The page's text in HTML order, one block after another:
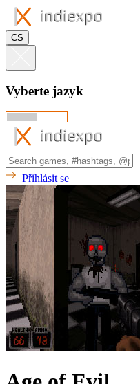
CS
Vyberte jazyk
Přihlásit se